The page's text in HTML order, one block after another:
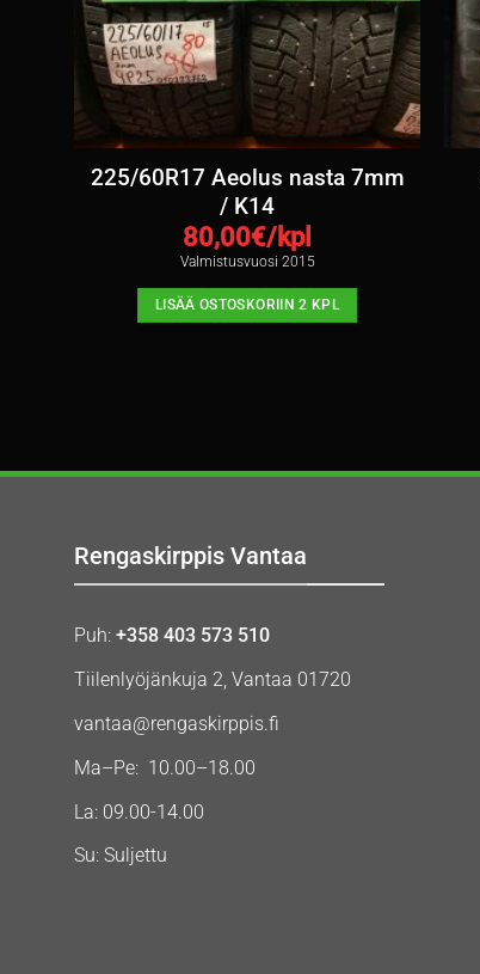
225/60R17 Aeolus nasta 7mm
/ K14
80,00€/kpl
Valmistusvuosi 2015
LISÄÄ OSTOSKORIIN 2 KPL
Rengaskirppis Vantaa
Puh: +358 403 573 510
Tiilenlyöjänkuja 2, Vantaa 01720
vantaa@rengaskirppis.fi
Ma–Pe: 10.00–18.00
La: 09.00-14.00
Su: Suljettu